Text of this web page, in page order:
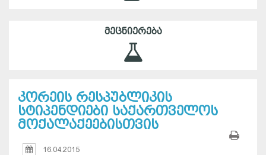
ᲛᲔᲪᲜᲘᲔᲠᲔᲑᲐ
კორეის რესპუბლიკის
სტიპენდიები საქართველოს
მოქალაქეებისთვის
16.04.2015